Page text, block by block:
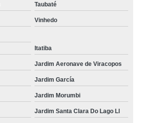
Taubaté
Vinhedo
Itatiba
Jardim Aeronave de Viracopos
Jardim García
Jardim Morumbi
Jardim Santa Clara Do Lago Ll